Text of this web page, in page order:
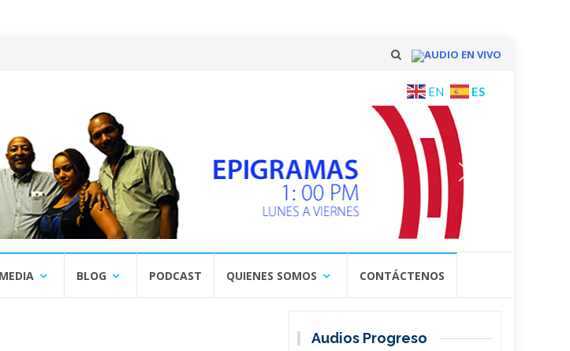
AUDIO EN VIVO
Skip
content
EN ES
BLOG PODCAST QUIENES SOMOS CONTÁCTENOS
Audios Progreso